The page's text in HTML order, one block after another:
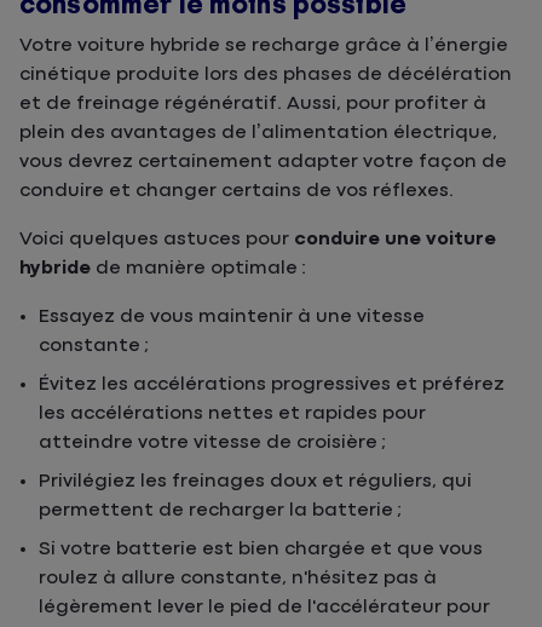
Votre voiture hybride se recharge grâce à l’énergie
cinétique produite lors des phases de décélération
et de freinage régénératif. Aussi, pour profiter à
plein des avantages de l’alimentation électrique,
vous devrez certainement adapter votre façon de
conduire et changer certains de vos réflexes.
Voici quelques astuces pour conduire une voiture
hybride de manière optimale :
Essayez de vous maintenir à une vitesse
constante ;
Évitez les accélérations progressives et préférez
les accélérations nettes et rapides pour
atteindre votre vitesse de croisière ;
Privilégiez les freinages doux et réguliers, qui
permettent de recharger la batterie ;
Si votre batterie est bien chargée et que vous
roulez à allure constante, n'hésitez pas à
légèrement lever le pied de l'accélérateur pour